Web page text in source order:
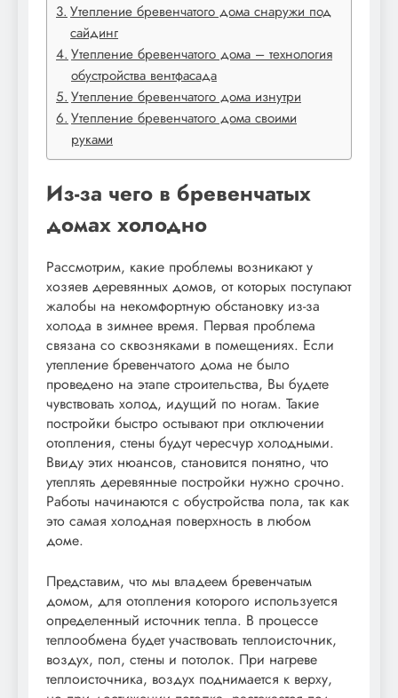
Утепление бревенчатого дома снаружи под
сайдинг
Утепление бревенчатого дома – технология
обустройства вентфасада
Утепление бревенчатого дома изнутри
Утепление бревенчатого дома своими
руками
Из-за чего в бревенчатых
домах холодно
Рассмотрим, какие проблемы возникают у
хозяев деревянных домов, от которых поступают
жалобы на некомфортную обстановку из-за
холода в зимнее время. Первая проблема
связана со сквозняками в помещениях. Если
утепление бревенчатого дома не было
проведено на этапе строительства, Вы будете
чувствовать холод, идущий по ногам. Такие
постройки быстро остывают при отключении
отопления, стены будут чересчур холодными.
Ввиду этих нюансов, становится понятно, что
утеплять деревянные постройки нужно срочно.
Работы начинаются с обустройства пола, так как
это самая холодная поверхность в любом
доме.
Представим, что мы владеем бревенчатым
домом, для отопления которого используется
определенный источник тепла. В процессе
теплообмена будет участвовать теплоисточник,
воздух, пол, стены и потолок. При нагреве
теплоисточника, воздух поднимается к верху,